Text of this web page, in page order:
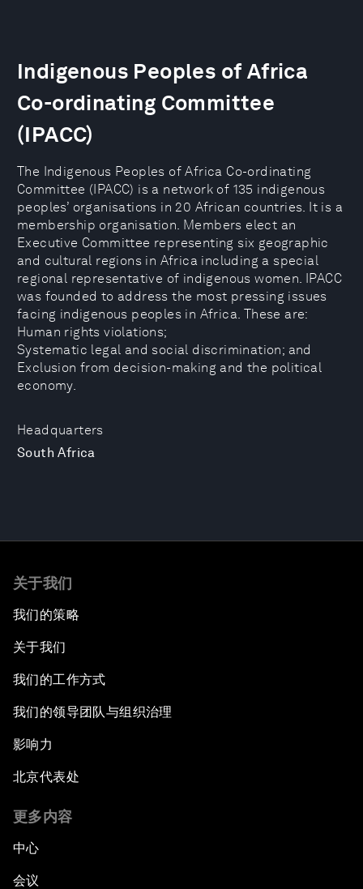
Headquarters
South Africa
Indigenous Peoples of Africa
Co-ordinating Committee
(IPACC)
The Indigenous Peoples of Africa Co-ordinating
Committee (IPACC) is a network of 135 indigenous
peoples’ organisations in 20 African countries. It is a
membership organisation. Members elect an
Executive Committee representing six geographic
and cultural regions in Africa including a special
regional representative of indigenous women. IPACC
was founded to address the most pressing issues
facing indigenous peoples in Africa. These are:
Human rights violations;
Systematic legal and social discrimination; and
Exclusion from decision-making and the political
economy.
关于我们
我们的策略
关于我们
我们的工作方式
我们的领导团队与组织治理
影响力
北京代表处
更多内容
中心
会议